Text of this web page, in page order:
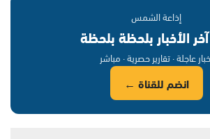
إذاعة الشمس
الأخبار بلحظة بلحظة
عاجلة · تقارير حصرية · مباشر
انضم للقناة ←